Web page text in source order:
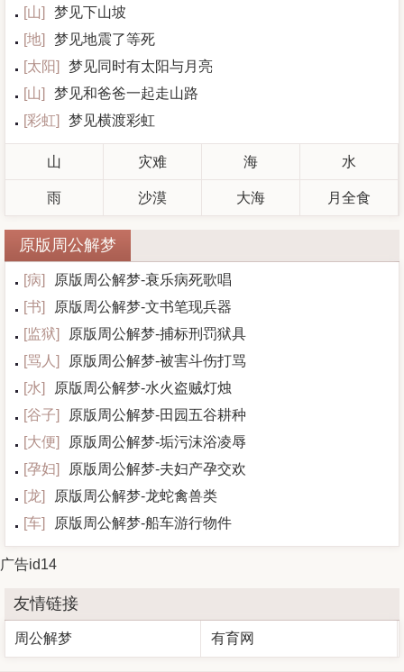
[山]
梦见下山坡
[地]
梦见地震了等死
[太阳]
梦见同时有太阳与月亮
[山]
梦见和爸爸一起走山路
[彩虹] 梦见横渡彩虹
山 灾难 海 水
雨 沙漠 大海 月全食
原版周公解梦
[病]
原版周公解梦-衰乐病死歌唱
[书]
原版周公解梦-文书笔现兵器
[监狱]
原版周公解梦-捕标刑罚狱具
[骂人 ]
原版周公解梦-被害斗伤打骂
[水]
原版周公解梦-水火盗贼灯烛
[谷子]
原版周公解梦-田园五谷耕种
[大便]
原版周公解梦-垢污沫浴凌辱
[孕妇]
原版周公解梦-夫妇产孕交欢
[龙]
原版周公解梦-龙蛇禽兽类
[车] 原版周公解梦-船车游行物件
广告id14
友情链接
周公解梦 有育网